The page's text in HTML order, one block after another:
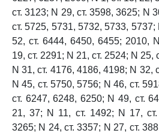
ст. 3123; N 29, ст. 3598, 3625; N
ст. 5725, 5731, 5732, 5733, 5737;
52, ст. 6444, 6450, 6455; 2010,
19, ст. 2291; N 21, ст. 2524; N 25,
N 31, ст. 4176, 4186, 4198; N 32,
N 45, ст. 5750, 5756; N 46, ст.
ст. 6247, 6248, 6250; N 49, ст.
21, 37; N 11, ст. 1492; N 17,
3265; N 24, ст. 3357; N 27, ст.